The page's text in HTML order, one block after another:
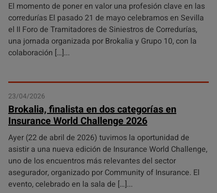
El momento de poner en valor una profesión clave en las
corredurías El pasado 21 de mayo celebramos en Sevilla
el II Foro de Tramitadores de Siniestros de Corredurías,
una jornada organizada por Brokalia y Grupo 10, con la
colaboración […]
23/04/2026
Brokalia, finalista en dos categorías en
Insurance World Challenge 2026
Ayer (22 de abril de 2026) tuvimos la oportunidad de
asistir a una nueva edición de Insurance World Challenge,
uno de los encuentros más relevantes del sector
asegurador, organizado por Community of Insurance. El
evento, celebrado en la sala de […]